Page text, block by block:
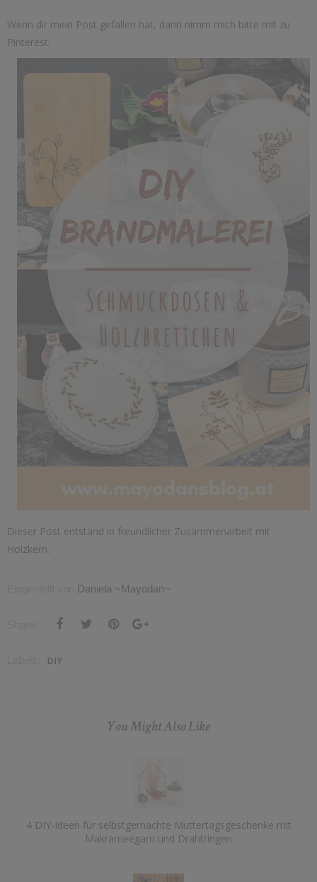
Wenn dir mein Post gefallen hat, dann nimm mich bitte mit zu
Pinterest:
Dieser Post entstand in freundlicher Zusammenarbeit mit
Holzkern.
Daniela ~Mayodan~
DIY
You Might Also Like
4 DIY-Ideen für selbstgemachte Muttertagsgeschenke mit
Makrameegarn und Drahtringen